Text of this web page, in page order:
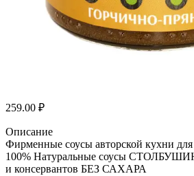
259.00 ₽
Описание
Фирменные соусы авторской кухни
100% Натуральные соусы
и консервантов БЕЗ САХАРА